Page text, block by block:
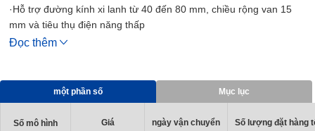
·Hỗ trợ đường kính xi lanh từ 40 đến 80 mm, chiều rộng van 15
mm và tiêu thụ điện năng thấp
·Cung cấp một dạng van điện từ mới với nhiều biến thể như loại
・ Tương thích với các thiết bị khí nén và dây chuyền sản xuất
trong mọi ngành nghề
Đọc thêm
một phần số Mục lục
Số mô hình Giá ngày vận chuyển Số lượng đặt hàng